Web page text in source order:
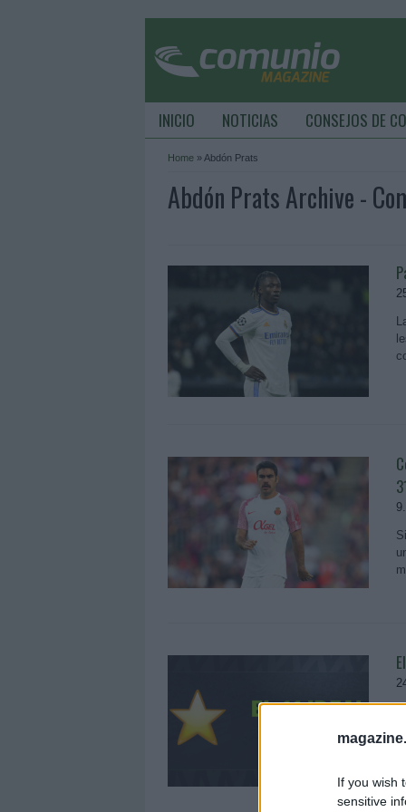
If you wish
sensitive
INICIO NOTICIAS CONSEJOS DE
Home » Abdón Prats
Abdón Prats Archive -